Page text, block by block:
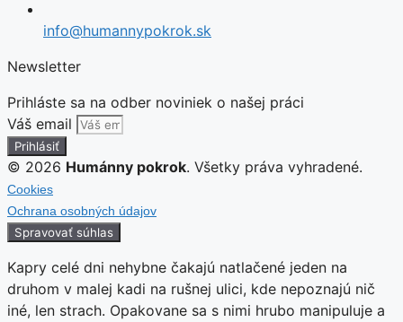
info@humannypokrok.sk
Newsletter
Prihláste sa na odber noviniek o našej práci
Váš email
Prihlásiť
© 2026 Humánny pokrok. Všetky práva vyhradené.
Cookies
Ochrana osobných údajov
Spravovať súhlas
Kapry celé dni nehybne čakajú natlačené jeden na
druhom v malej kadi na rušnej ulici, kde nepoznajú nič
iné, len strach. Opakovane sa s nimi hrubo manipuluje a